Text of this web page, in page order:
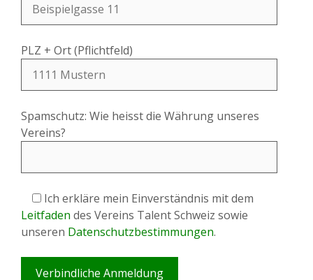
PLZ + Ort (Pflichtfeld)
Spamschutz: Wie heisst die Währung unseres
Vereins?
Ich erkläre mein Einverständnis mit dem
Leitfaden des Vereins Talent Schweiz sowie
unseren Datenschutzbestimmungen.